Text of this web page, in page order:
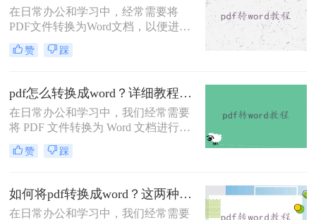
Word的方法。
在日常办公和学习中，经常需要将
PDF文件转换为Word文档，以便进行
编辑和修改。那么文件pdf转word怎么
转呢？本文将介绍两种实用的PDF转
务。
赞 踩
pdf怎么转换成word？详细教程与工具推荐！
在日常办公和学习中，我们经常需要
将 PDF 文件转换为 Word 文档进行编
辑或修改。然而，PDF 格式的“只
读”特性使得直接编辑变得困难。那
介绍 PDF 转 Word 的常用方法，帮助
您高效完成转换。
赞 踩
如何将pdf转换成word？这两种不同的转换方法了解下！
在日常办公和学习中，我们经常需要